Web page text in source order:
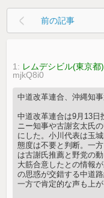
前の記事
1: レムデシビル(東京都
mjkQ8i0
中道改革連合、沖縄知
中道改革連合は9月13
ニー知事や古謝玄太氏
にした。小川代表は玉
態度は不要と判断。一
は古謝氏推薦と野党の
大筋合意したとの情報
の思惑が交錯する中道
一方で肯定的な声も上が